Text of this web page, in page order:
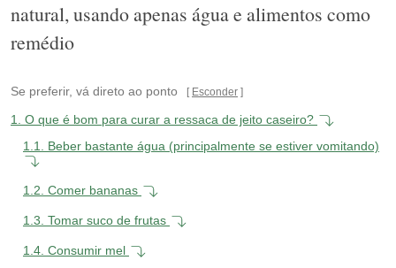
natural, usando apenas água e alimentos como
remédio
Se preferir, vá direto ao ponto Esconder
1.
O que é bom para curar a ressaca de jeito caseiro?
1.1. Beber bastante água (principalmente se estiver vomitando)
1.2. Comer bananas
1.3. Tomar suco de frutas
1.4. Consumir mel